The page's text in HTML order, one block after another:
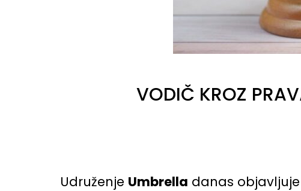
VODIČ KROZ
Udruženje Umbrella danas